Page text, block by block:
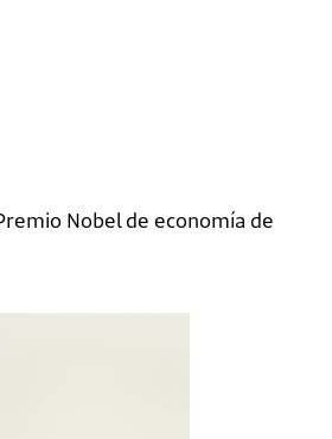
Nobel de economía de